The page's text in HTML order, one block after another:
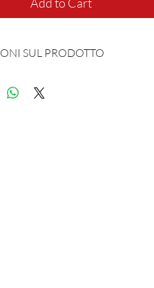
SUL PRODOTTO
Alpaca - 5% Lycra